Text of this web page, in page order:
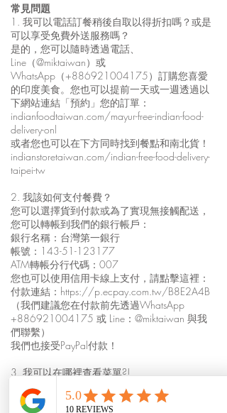
常見問題
1. 我可以電話訂餐稍後自取以得折扣嗎？或是
可以享受免費外送服務嗎？
是的，您可以隨時透過電話、
Line（@miktaiwan）或
WhatsApp（+886921004175）訂購您喜愛
的印度美食。您也可以提前一天或一週透過以
下網站連結「預約」您的訂單：
indianfoodtaiwan.com/mayur-free-indian-food-
delivery-onl
或者您也可以在下方同時找到餐點和南北貨！
indianstoretaiwan.com/indian-free-food-delivery-
taipei-tw
2. 我該如何支付餐費？
您可以選擇貨到付款或為了實現無接觸配送，
您可以轉帳到我們的銀行帳戶：
銀行名稱：台灣第一銀行
帳號：143-51-123177
ATM轉帳分行代碼：007
您也可以使用信用卡線上支付，請點擊這裡：
付款連結： https://p.ecpay.com.tw/B8E2A4B
（我們建議您在付款前先透過WhatsApp
+886921004175 或 Line：@miktaiwan 與我
們聯繫）
我們也接受PayPal付款！
3. 我可以在哪裡查看菜單?!
馬友友印度廚房的所有菜單都可以在
indianfoodtaiwan.com 上找到。